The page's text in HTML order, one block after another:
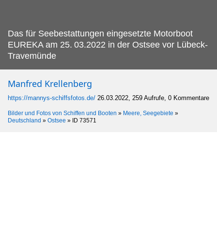
Das für Seebestattungen eingesetzte Motorboot
EUREKA am 25. 03.2022 in der Ostsee vor Lübeck-
Travemünde
Manfred Krellenberg
https://mannys-schiffsfotos.de/ 26.03.2022, 259 Aufrufe, 0 Kommentare
Bilder und Fotos von Schiffen und Booten » Meere, Seegebiete »
Deutschland » Ostsee » ID 73571